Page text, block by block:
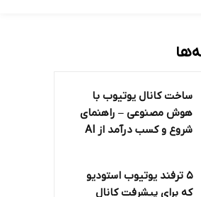
ساخت کانال یوتیوب با
هوش مصنوعی – راهنمای
شروع و کسب درآمد از AI
۵ ترفند یوتیوب استودیو
که برای پیشرفت کانال